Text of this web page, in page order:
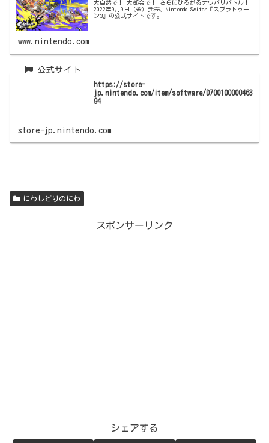
大自然で！ 大都会で！ さらにひろがるナワバリバトル！
2022年9月9日（金）発売、Nintendo Switch『スプラトゥー
ン3』の公式サイトです。
www.nintendo.com
https://store-
jp.nintendo.com/item/software/D700100000463
94
store-jp.nintendo.com
にわしどりのにわ
スポンサーリンク
シェアする